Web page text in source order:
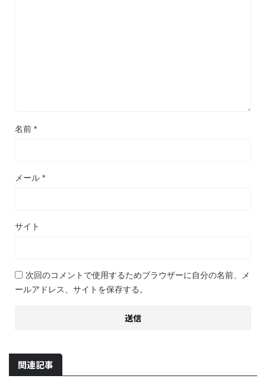
名前 *
メール *
サイト
次回のコメントで使用するためブラウザーに自分の名前、メ
ールアドレス、サイトを保存する。
関連記事